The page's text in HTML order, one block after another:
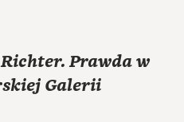
Prawda w
Galerii